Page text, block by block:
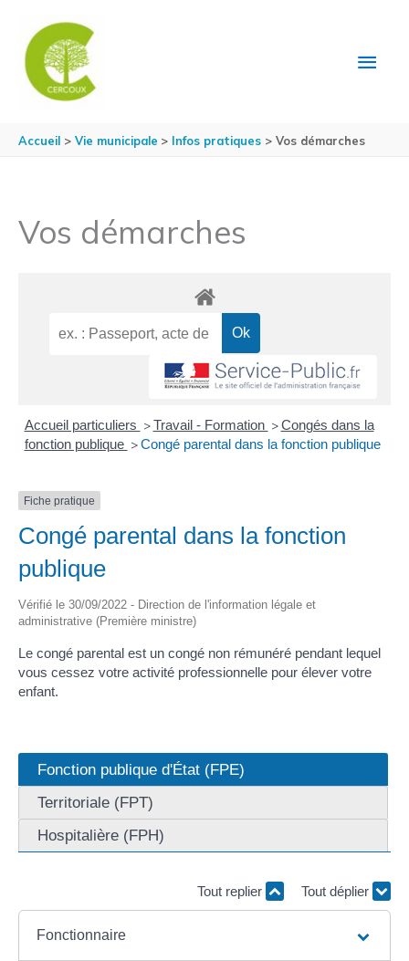
Accueil Vie municipale Infos pratiques Vos démarches
Vos démarches
Accueil particuliers > Travail - Formation > Congés dans la
fonction publique > Congé parental dans la fonction publique
Fiche pratique
Congé parental dans la fonction
publique
Vérifié le 30/09/2022 - Direction de l'information légale et
administrative (Première ministre)
Le congé parental est un congé non rémunéré pendant lequel
vous cessez votre activité professionnelle pour élever votre
enfant.
Fonction publique d'État (FPE)
Territoriale (FPT)
Hospitalière (FPH)
Tout replier Tout déplier
Fonctionnaire